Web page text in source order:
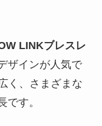
LINKブレスレ
ザインが人気で
く、さまざまな
です。